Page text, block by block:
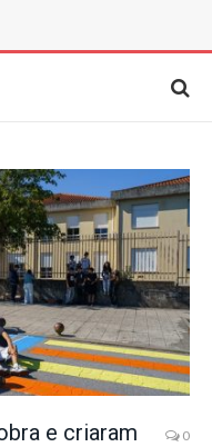
e criaram
0